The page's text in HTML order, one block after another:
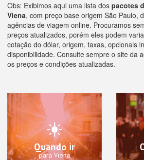
Obs: Exibimos aqui uma lista dos pacotes
Viena, com preço base origem São Paulo,
agências de viagem online. Procuramos
preços atualizados, porém eles podem
cotação do dólar, origem, taxas, opcionais
disponibilidade. Consulte sempre o site da
os preços e condições atualizadas.
Quando ir
para Viena